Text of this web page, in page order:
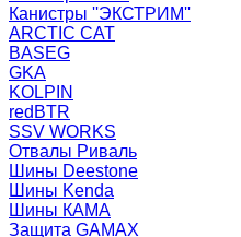
Канистры ''ЭКСТРИМ''
ARCTIC CAT
BASEG
GKA
KOLPIN
redBTR
SSV WORKS
Отвалы Риваль
Шины Deestone
Шины Kenda
Шины КАМА
Защита GAMAX